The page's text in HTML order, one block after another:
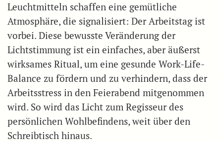
Leuchtmitteln schaffen eine gemütliche
Atmosphäre, die signalisiert: Der Arbeitstag ist
vorbei. Diese bewusste Veränderung der
Lichtstimmung ist ein einfaches, aber äußerst
wirksames Ritual, um eine gesunde Work-Life-
Balance zu fördern und zu verhindern, dass der
Arbeitsstress in den Feierabend mitgenommen
wird. So wird das Licht zum Regisseur des
persönlichen Wohlbefindens, weit über den
Schreibtisch hinaus.